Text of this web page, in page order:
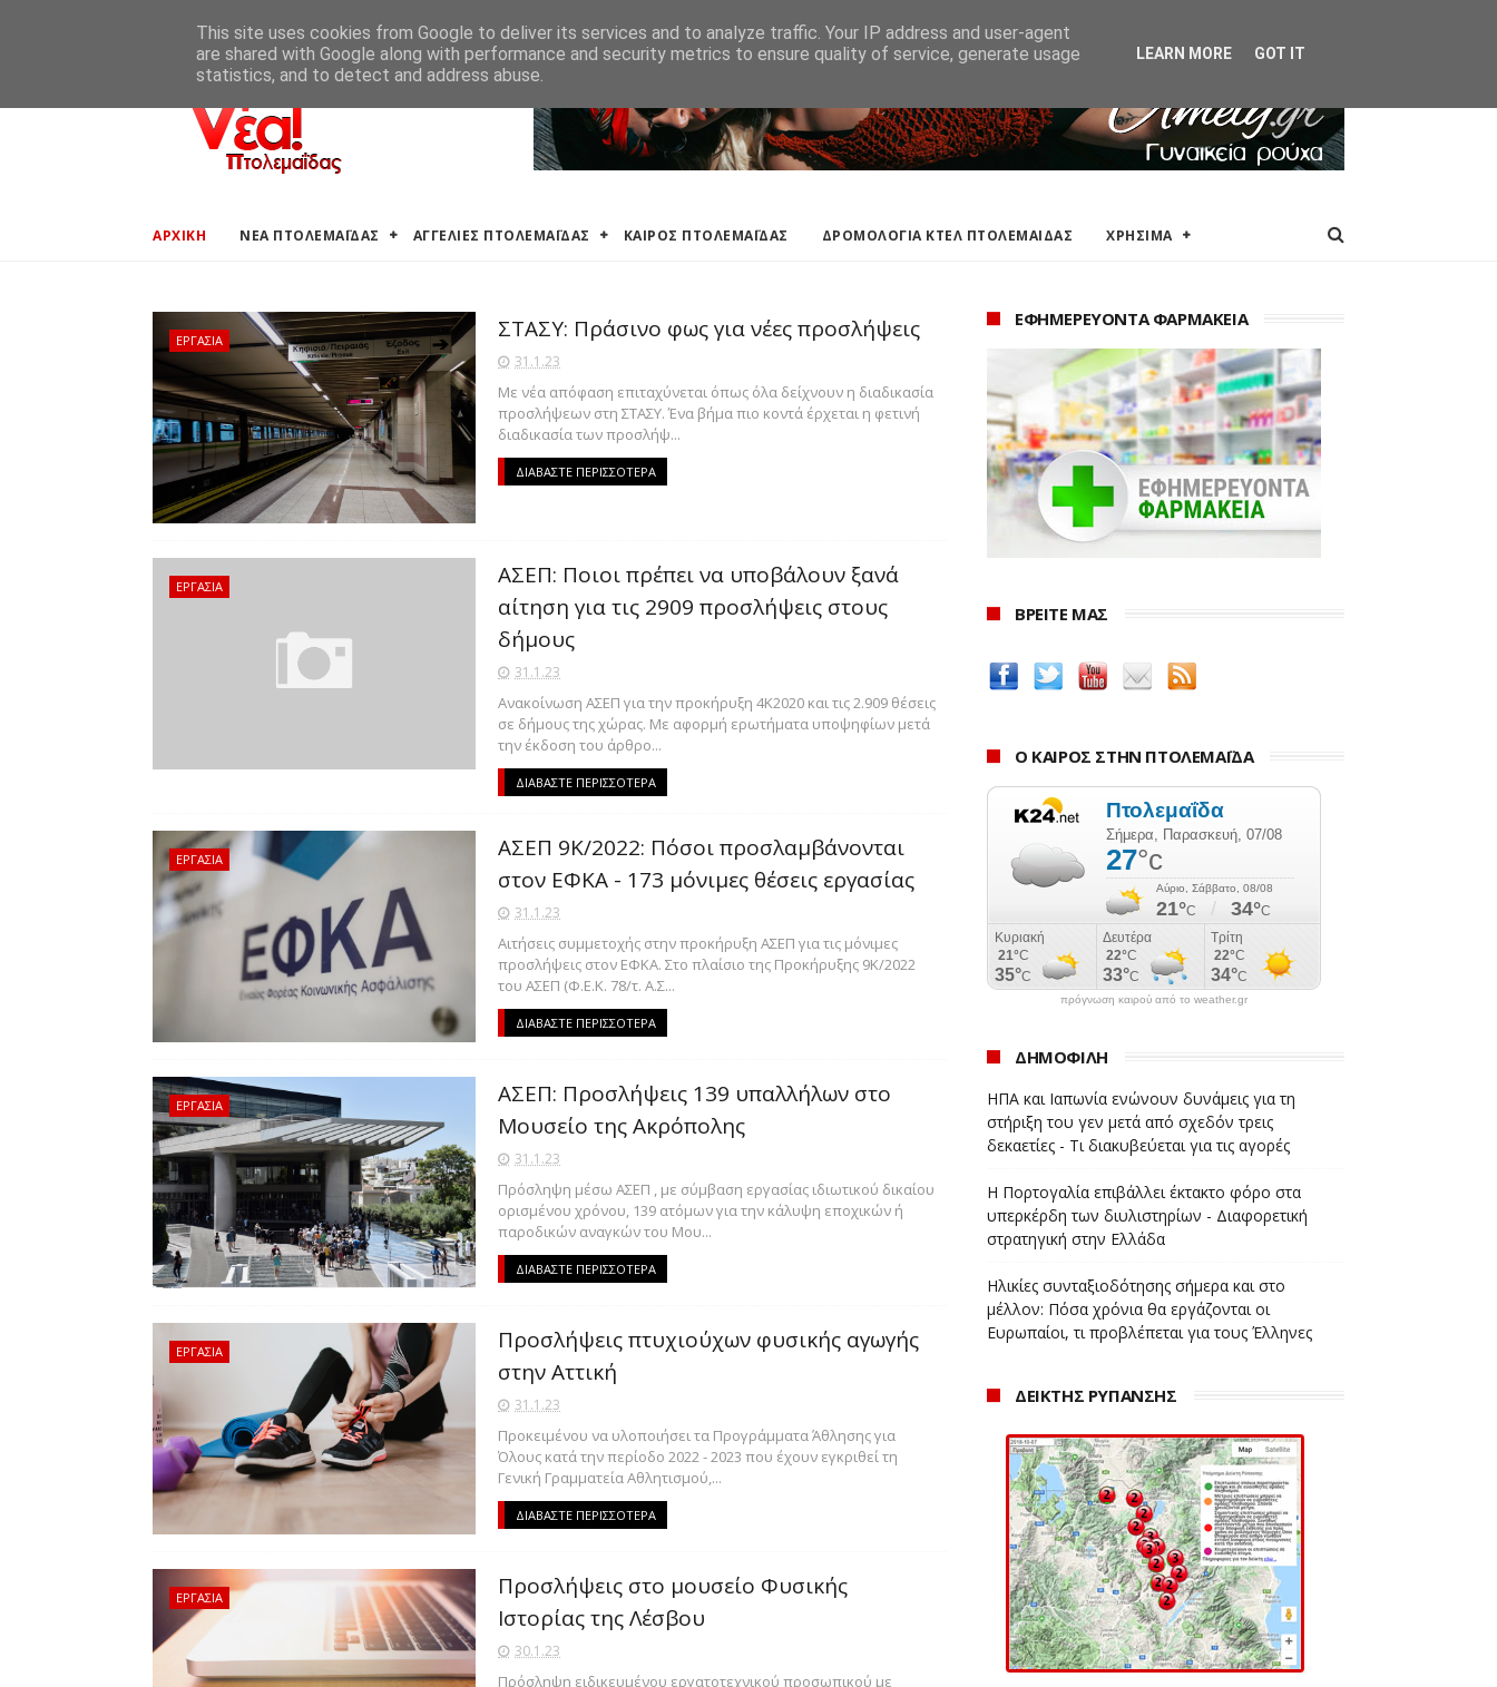
ΑΓΓΕΛΙΕΣ ΠΤΟΛΕΜΑΪΔΑΣ ΔΡΟΜΟΛΟΓΙΑ ΚΤΕΛ ΠΤΟΛΕΜΑΙΔΑΣ
ΑΡΧΙΚΗ ΝΕΑ ΠΤΟΛΕΜΑΪΔΑΣ ΑΓΓΕΛΙΕΣ ΠΤΟΛΕΜΑΪΔΑΣ ΚΑΙΡΟΣ ΠΤΟΛΕΜΑΪΔΑΣ ΔΡΟΜΟΛΟΓΙΑ ΚΤΕΛ ΠΤΟΛΕΜΑΙΔΑΣ ΧΡΗΣΙΜΑ
ΕΡΓΑΣΙΑ ΣΤΑΣΥ: Πράσινο φως για νέες προσλήψεις
31.1.23
Με νέα απόφαση επιταχύνεται όπως όλα δείχνουν η διαδικασία
προσλήψεων στη ΣΤΑΣΥ. Ένα βήμα πιο κοντά έρχεται η φετινή
διαδικασία των προσλήψ...
ΔΙΑΒΑΣΤΕ ΠΕΡΙΣΣΟΤΕΡΑ
ΕΡΓΑΣΙΑ
ΑΣΕΠ: Ποιοι πρέπει να υποβάλουν ξανά
αίτηση για τις 2909 προσλήψεις στους
δήμους
31.1.23
Ανακοίνωση ΑΣΕΠ για την προκήρυξη 4Κ2020 και τις 2.909 θέσεις
σε δήμους της χώρας. Με αφορμή ερωτήματα υποψηφίων μετά
την έκδοση του άρθρο...
ΔΙΑΒΑΣΤΕ ΠΕΡΙΣΣΟΤΕΡΑ
ΕΡΓΑΣΙΑ
ΑΣΕΠ 9Κ/2022: Πόσοι προσλαμβάνονται
στον ΕΦΚΑ - 173 μόνιμες θέσεις εργασίας
31.1.23
Αιτήσεις συμμετοχής στην προκήρυξη ΑΣΕΠ για τις μόνιμες
προσλήψεις στον ΕΦΚΑ. Στο πλαίσιο της Προκήρυξης 9Κ/2022
του ΑΣΕΠ (Φ.Ε.Κ. 78/τ. Α.Σ...
ΔΙΑΒΑΣΤΕ ΠΕΡΙΣΣΟΤΕΡΑ
ΕΡΓΑΣΙΑ
ΑΣΕΠ: Προσλήψεις 139 υπαλλήλων στο
Μουσείο της Ακρόπολης
31.1.23
Πρόσληψη μέσω ΑΣΕΠ , με σύμβαση εργασίας ιδιωτικού δικαίου
ορισμένου χρόνου, 139 ατόμων για την κάλυψη εποχικών ή
παροδικών αναγκών του Μου...
ΔΙΑΒΑΣΤΕ ΠΕΡΙΣΣΟΤΕΡΑ
ΕΡΓΑΣΙΑ
Προσλήψεις πτυχιούχων φυσικής αγωγής
στην Αττική
31.1.23
Προκειμένου να υλοποιήσει τα Προγράμματα Άθλησης για
Όλους κατά την περίοδο 2022 - 2023 που έχουν εγκριθεί τη
Γενική Γραμματεία Αθλητισμού,...
ΔΙΑΒΑΣΤΕ ΠΕΡΙΣΣΟΤΕΡΑ
ΕΡΓΑΣΙΑ
Προσλήψεις στο μουσείο Φυσικής
Ιστορίας της Λέσβου
30.1.23
Πρόσληψη ειδικευμένου εργατοτεχνικού προσωπικού με
ΕΦΗΜΕΡΕΥΟΝΤΑ ΦΑΡΜΑΚΕΙΑ
ΒΡΕΙΤΕ ΜΑΣ
Ο ΚΑΙΡΟΣ ΣΤΗΝ ΠΤΟΛΕΜΑΪΔΑ
πρόγνωση καιρού από το weather.gr
ΔΗΜΟΦΙΛΗ
ΗΠΑ και Ιαπωνία ενώνουν δυνάμεις για τη
στήριξη του γεν μετά από σχεδόν τρεις
δεκαετίες - Τι διακυβεύεται για τις αγορές
Η Πορτογαλία επιβάλλει έκτακτο φόρο στα
υπερκέρδη των διυλιστηρίων - Διαφορετική
στρατηγική στην Ελλάδα
Ηλικίες συνταξιοδότησης σήμερα και στο
μέλλον: Πόσα χρόνια θα εργάζονται οι
Ευρωπαίοι, τι προβλέπεται για τους Έλληνες
ΔΕΙΚΤΗΣ ΡΥΠΑΝΣΗΣ
This site uses cookies from Google to deliver its services and to analyze traffic. Your IP address and user-agent
are shared with Google along with performance and security metrics to ensure quality of service, generate usage
statistics, and to detect and address abuse.
LEARN MORE GOT IT